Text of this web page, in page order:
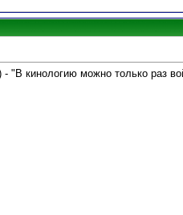
- "В кинологию можно только раз